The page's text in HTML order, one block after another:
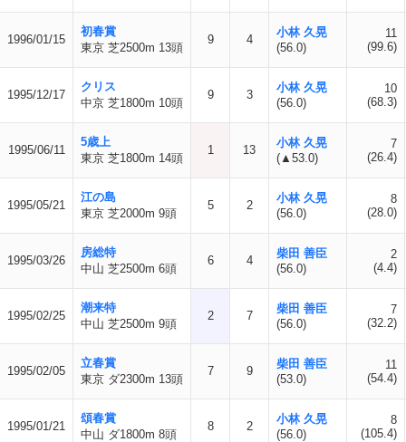
1996/01/15
初春賞
東京 芝2500m 13頭
9 4
小林 久晃
(56.0)
11
(99.6)
1995/12/17
クリス
中京 芝1800m 10頭
9 3
小林 久晃
(56.0)
10
(68.3)
1995/06/11
5歳上
東京 芝1800m 14頭
1 13
小林 久晃
(▲53.0)
7
(26.4)
1995/05/21
江の島
東京 芝2000m 9頭
5 2
小林 久晃
(56.0)
8
(28.0)
1995/03/26
房総特
中山 芝2500m 6頭
6 4
柴田 善臣
(56.0)
2
(4.4)
1995/02/25
潮来特
中山 芝2500m 9頭
2 7
柴田 善臣
(56.0)
7
(32.2)
1995/02/05
立春賞
東京 ダ2300m 13頭
7 9
柴田 善臣
(53.0)
11
(54.4)
1995/01/21
頌春賞
中山 ダ1800m 8頭
8 2
小林 久晃
(56.0)
8
(105.4)